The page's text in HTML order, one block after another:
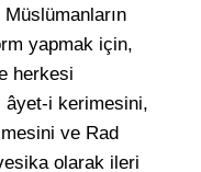
yapmak için,
herkesi
âyet-i kerimesini,
ve Rad
olarak ileri